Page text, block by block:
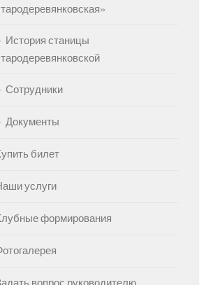
История станицы
Сотрудники
Документы
билет
услуги
формирования